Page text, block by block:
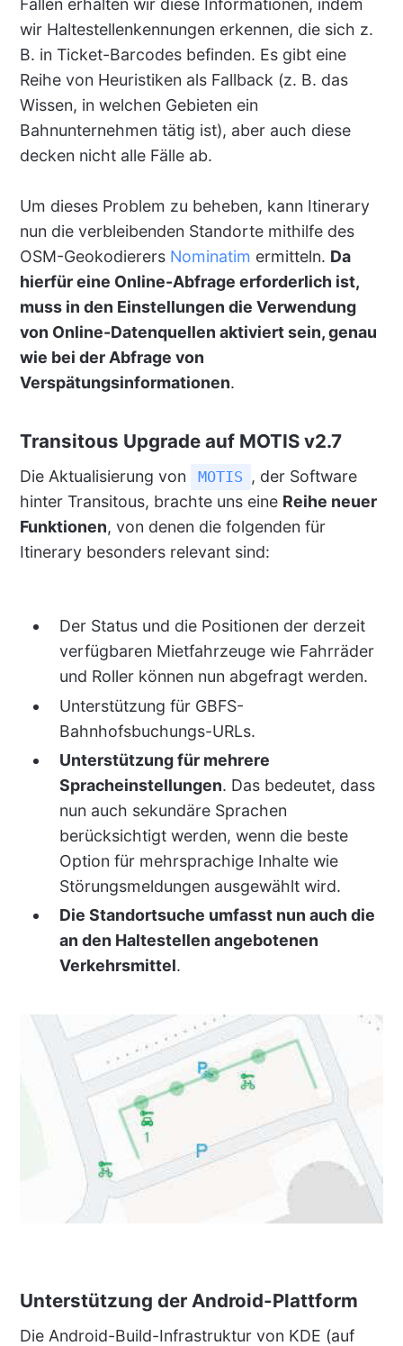
Fällen erhalten wir diese Informationen, indem
wir Haltestellenkennungen erkennen, die sich z.
B. in Ticket-Barcodes befinden. Es gibt eine
Reihe von Heuristiken als Fallback (z. B. das
Wissen, in welchen Gebieten ein
Bahnunternehmen tätig ist), aber auch diese
decken nicht alle Fälle ab.
Um dieses Problem zu beheben, kann Itinerary
nun die verbleibenden Standorte mithilfe des
OSM-Geokodierers Nominatim ermitteln. Da
hierfür eine Online-Abfrage erforderlich ist,
muss in den Einstellungen die Verwendung
von Online-Datenquellen aktiviert sein, genau
wie bei der Abfrage von
Verspätungsinformationen.
Transitous Upgrade auf MOTIS v2.7
Die Aktualisierung von MOTIS , der Software
hinter Transitous, brachte uns eine Reihe neuer
Funktionen, von denen die folgenden für
Itinerary besonders relevant sind:
Der Status und die Positionen der derzeit
verfügbaren Mietfahrzeuge wie Fahrräder
und Roller können nun abgefragt werden.
Unterstützung für GBFS-
Bahnhofsbuchungs-URLs.
Unterstützung für mehrere
Spracheinstellungen. Das bedeutet, dass
nun auch sekundäre Sprachen
berücksichtigt werden, wenn die beste
Option für mehrsprachige Inhalte wie
Störungsmeldungen ausgewählt wird.
Die Standortsuche umfasst nun auch die
an den Haltestellen angebotenen
Verkehrsmittel.
Unterstützung der Android-Plattform
Die Android-Build-Infrastruktur von KDE (auf